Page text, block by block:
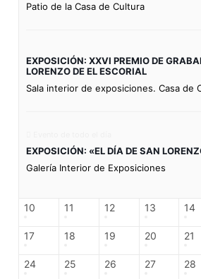
Patio de la Casa de Cultura
EXPOSICIÓN: XXVI PREMIO DE
LORENZO DE EL ESCORIAL
Sala interior de exposiciones. Casa de
EXPOSICIÓN: «EL DÍA DE SAN
Galería Interior de Exposiciones
10 11 12 13 14
17 18 19 20 21
24 25 26 27 28